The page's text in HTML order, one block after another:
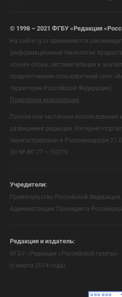
© 1998 – 2021 ФГБУ «Редакция
На сайте rg.ru применяются
(информационные технологии
основе сбора, систематизации и
предпочтениям пользователей сети
территории Российской Федерации).
Подробная информация
Полное или частичное
разрешения редакции. Интернет-
зарегистрирован в Роскомнадзоре
ЭЛ № ФС 77 — 50379.
Учредители:
Правительство Российской Федерации,
Администрация Президента
Редакция и издатель:
ФГБУ «Редакция «Российской газеты»
(с марта 2014 года)